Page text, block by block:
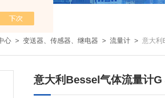
心 > 变送器、传感器、继电器 > 流量计 > 意大利
意大利Bessel气体流量计G